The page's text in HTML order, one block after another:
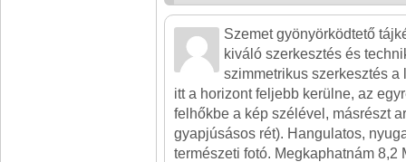
Szemet gyönyörködtető
kiváló szerkesztés és
szimmetrikus szerkesztés a
itt a horizont feljebb kerülne, az
felhőkbe a kép szélével, másrészt
gyapjúsásos rét). Hangulatos,
természeti fotó. Megkaphatnám 8,2